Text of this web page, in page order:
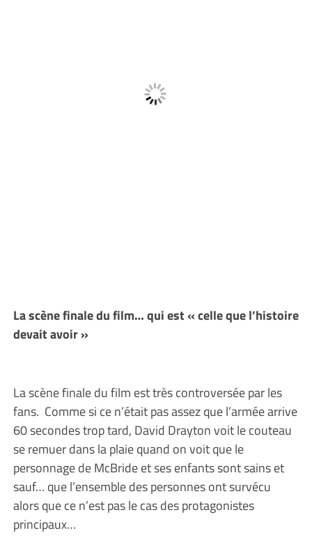
La scène finale du film… qui est « celle que l’histoire
devait avoir »
La scène finale du film est très controversée par les
fans. Comme si ce n’était pas assez que l’armée arrive
60 secondes trop tard, David Drayton voit le couteau
se remuer dans la plaie quand on voit que le
personnage de McBride et ses enfants sont sains et
sauf… que l’ensemble des personnes ont survécu
alors que ce n’est pas le cas des protagonistes
principaux…